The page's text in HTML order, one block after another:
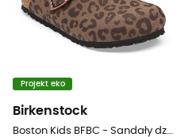
Projekt eko
Birkenstock
Boston Kids BFBC - Sandały dziecięce